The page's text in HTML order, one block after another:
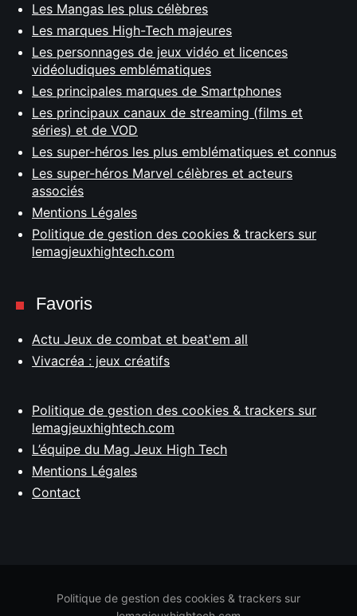
Les Mangas les plus célèbres
Les marques High-Tech majeures
Les personnages de jeux vidéo et licences
vidéoludiques emblématiques
Les principales marques de Smartphones
Les principaux canaux de streaming (films et
séries) et de VOD
Les super-héros les plus emblématiques et connus
Les super-héros Marvel célèbres et acteurs
associés
Mentions Légales
Politique de gestion des cookies & trackers sur
lemagjeuxhightech.com
Favoris
Actu Jeux de combat et beat'em all
Vivacréa : jeux créatifs
Politique de gestion des cookies & trackers sur
lemagjeuxhightech.com
L’équipe du Mag Jeux High Tech
Mentions Légales
Contact
Politique de gestion des cookies & trackers sur